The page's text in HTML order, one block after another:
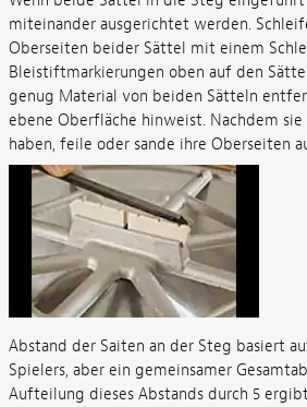
miteinander ausgerichtet werden.
Oberseiten beider Sättel mit einem
Bleistiftmarkierungen oben auf den
genug Material von beiden Sätteln
ebene Oberfläche hinweist. Nachdem
haben, feile oder sande ihre Oberseiten
Abstand der Saiten an der Steg basiert
Spielers, aber ein gemeinsamer
Aufteilung dieses Abstands durch 5